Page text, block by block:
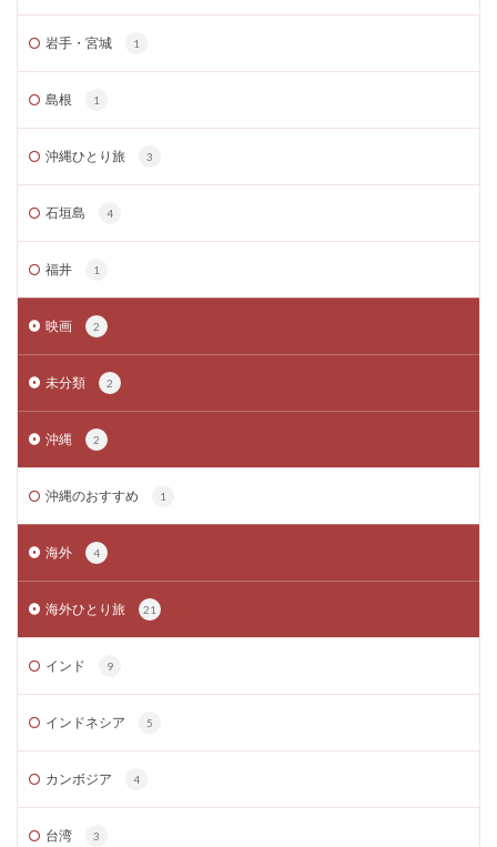
岩手・宮城 1
島根 1
沖縄ひとり旅 3
石垣島 4
福井 1
映画 2
未分類 2
沖縄 2
沖縄のおすすめ 1
海外 4
海外ひとり旅 21
インド 9
インドネシア 5
カンボジア 4
台湾 3